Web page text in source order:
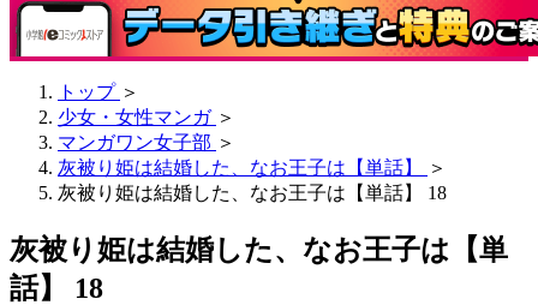
トップ ＞
少女・女性マンガ ＞
マンガワン女子部 ＞
灰被り姫は結婚した、なお王子は【単話】
＞
灰被り姫は結婚した、なお王子は【単話】 18
灰被り姫は結婚した、なお王子は【単
話】 18